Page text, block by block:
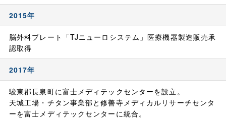
2015年
脳外科プレート「TJニューロシステム」医療機器製造販売承
認取得
2017年
駿東郡長泉町に富士メディテックセンターを設立。
天城工場・チタン事業部と修善寺メディカルリサーチセンタ
ーを富士メディテックセンターに統合。